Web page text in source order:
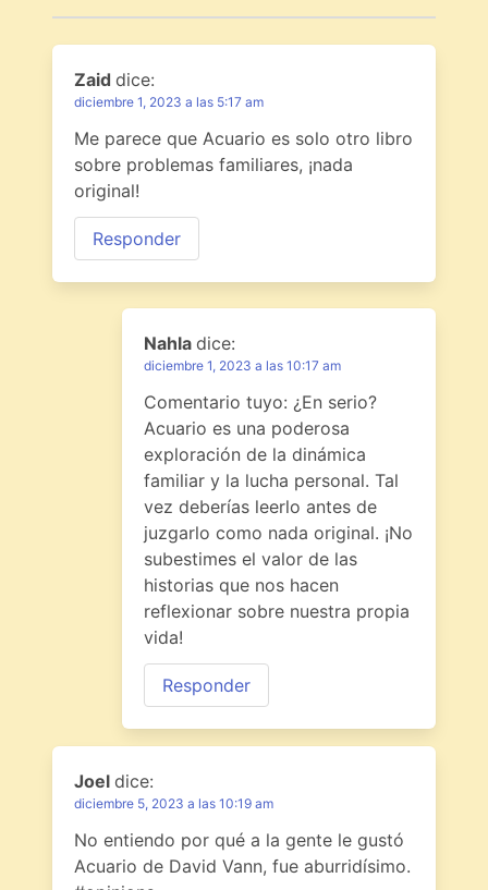
Zaid dice:
diciembre 1, 2023 a las 5:17 am
Me parece que Acuario es solo otro libro
sobre problemas familiares, ¡nada
original!
Responder
Nahla dice:
diciembre 1, 2023 a las 10:17 am
Comentario tuyo: ¿En serio?
Acuario es una poderosa
exploración de la dinámica
familiar y la lucha personal. Tal
vez deberías leerlo antes de
juzgarlo como nada original. ¡No
subestimes el valor de las
historias que nos hacen
reflexionar sobre nuestra propia
vida!
Responder
Joel dice:
diciembre 5, 2023 a las 10:19 am
No entiendo por qué a la gente le gustó
Acuario de David Vann, fue aburridísimo.